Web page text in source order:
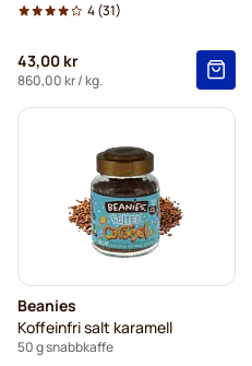
4(31)
43,00 kr
860,00 kr/ kg.
Beanies
Koffeinfri salt karamell
50 g snabbkaffe